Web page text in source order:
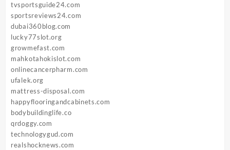
tvsportsguide24.com
sportsreviews24.com
dubai360blog.com
lucky77slot.org
growmefast.com
mahkotahokislot.com
onlinecancerpharm.com
ufalek.org
mattress-disposal.com
happyflooringandcabinets.com
bodybuildinglife.co
qrdoggy.com
technologygud.com
realshocknews.com